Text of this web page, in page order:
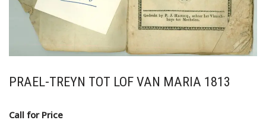
PRAEL-TREYN TOT LOF VAN MARIA 1813
Call for Price